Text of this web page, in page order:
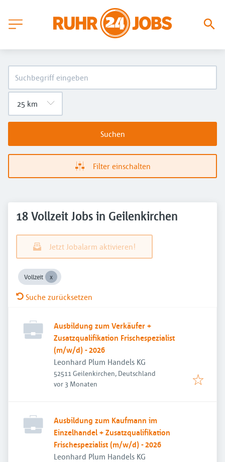
Suchen
Filter einschalten
18 Vollzeit Jobs in Geilenkirchen
Jetzt Jobalarm aktivieren!
Vollzeit
Suche zurücksetzen
Ausbildung zum Verkäufer +
Zusatzqualifikation Frischespezialist
(m/w/d) - 2026
Leonhard Plum Handels KG
52511 Geilenkirchen, Deutschland
Veröffentlicht:
vor 3 Monaten
Ausbildung zum Kaufmann im
Einzelhandel + Zusatzqualifikation
Frischespezialist (m/w/d) - 2026
Leonhard Plum Handels KG